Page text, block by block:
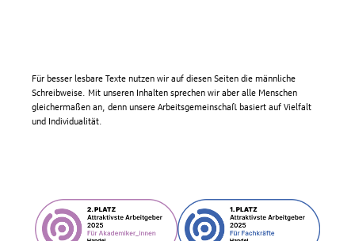
Für besser lesbare Texte nutzen wir auf diesen Seiten die männliche
Schreibweise. Mit unseren Inhalten sprechen wir aber alle Menschen
gleichermaßen an, denn unsere Arbeitsgemeinschaft basiert auf Vielfalt
und Individualität.